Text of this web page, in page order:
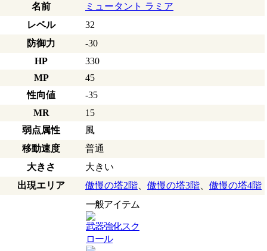
名前
ミュータント ラミア
レベル
32
防御力
-30
HP
330
MP
45
性向値
-35
MR
15
弱点属性
風
移動速度
普通
大きさ
大きい
出現エリア
傲慢の塔2階 傲慢の塔3階
傲慢の塔4階
一般アイテム
武器強化スク
ロール